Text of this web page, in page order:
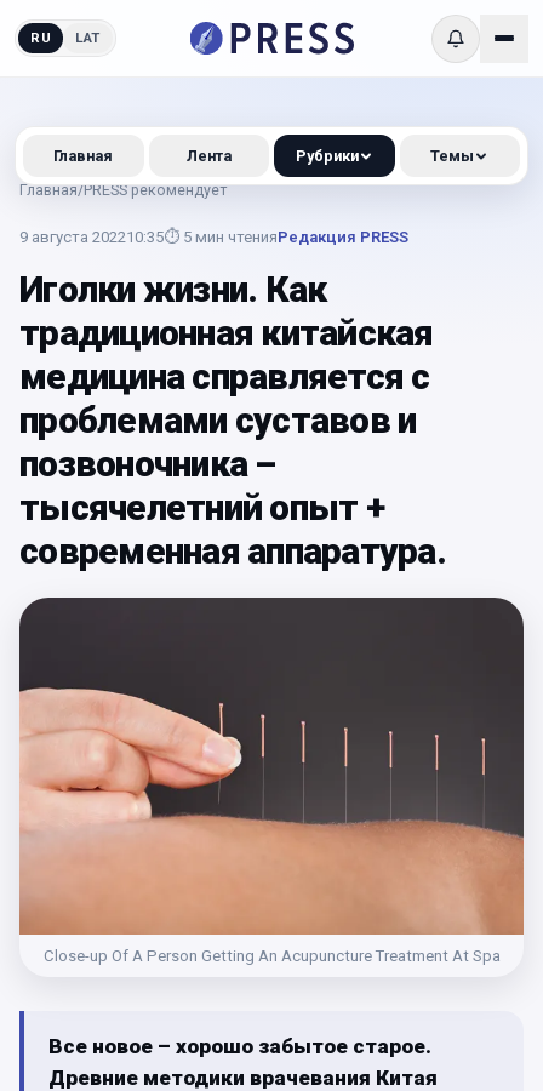
RU LAT
Главная/PRESS рекомендует
9 августа 202210:35⏱ 5 мин чтенияРедакция PRESS
Иголки жизни. Как
традиционная китайская
медицина справляется с
проблемами суставов и
позвоночника –
тысячелетний опыт +
современная аппаратура.
Close-up Of A Person Getting An Acupuncture Treatment At Spa
Все новое – хорошо забытое старое.
Древние методики врачевания Китая
Главная Лента Рубрики Темы